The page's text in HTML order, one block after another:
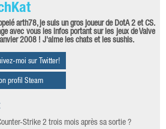
arth78, je suis un gros joueur de DotA 2 et CS.
avec vous les infos portant sur les jeux de Valve
2008 ! J'aime les chats et les sushis.
moi sur Twitter!
profil Steam
Strike 2 trois mois après sa sortie ?